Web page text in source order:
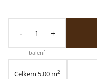
- +
balení
Celkem 5.00 m2